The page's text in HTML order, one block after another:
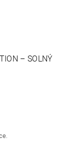
– SOLNÝ